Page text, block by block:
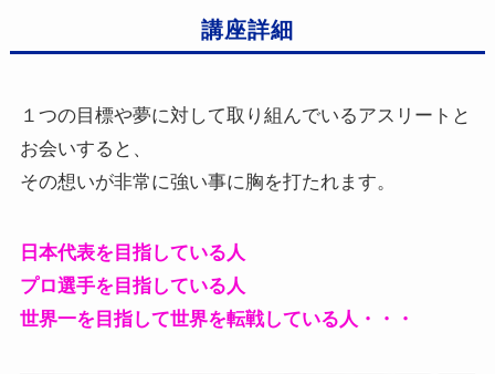
講座詳細
１つの目標や夢に対して取り組んでいるアスリートと
お会いすると、
その想いが非常に強い事に胸を打たれます。
日本代表を目指している人
プロ選手を目指している人
世界一を目指して世界を転戦している人・・・